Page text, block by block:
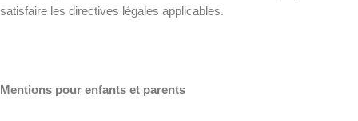
satisfaire les directives légales applicables.
Mentions pour enfants et parents